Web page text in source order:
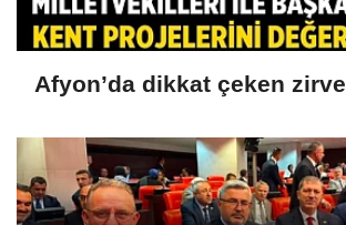
Afyon’da dikkat çeken zirve